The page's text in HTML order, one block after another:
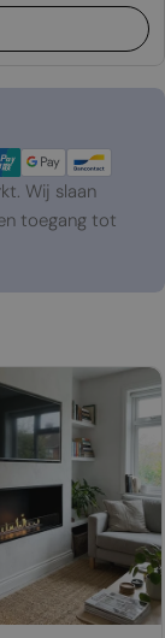
Wij slaan
toegang tot